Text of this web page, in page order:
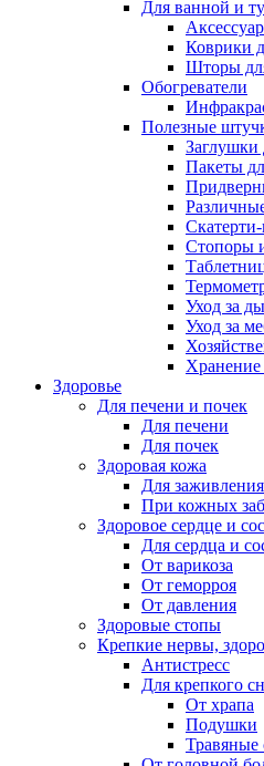
Для ванной и
Коврики
Шторы
Обогреватели
Полезные
Заглушки
Пакеты
Стопоры
Уход за
Уход за
Здоровье
Для печени и почек
Для печени
Для почек
Здоровая кожа
Для
При кожных
Здоровое сердце и
Для сердца и
От варикоза
От геморроя
От давления
Здоровые стопы
Крепкие нервы,
Антистресс
Для крепкого
От храпа
Подушки
Травяные